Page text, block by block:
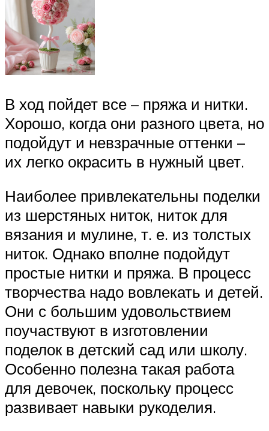
В ход пойдет все – пряжа и нитки.
Хорошо, когда они разного цвета, но
подойдут и невзрачные оттенки –
их легко окрасить в нужный цвет.
Наиболее привлекательны поделки
из шерстяных ниток, ниток для
вязания и мулине, т. е. из толстых
ниток. Однако вполне подойдут
простые нитки и пряжа. В процесс
творчества надо вовлекать и детей.
Они с большим удовольствием
поучаствуют в изготовлении
поделок в детский сад или школу.
Особенно полезна такая работа
для девочек, поскольку процесс
развивает навыки рукоделия.